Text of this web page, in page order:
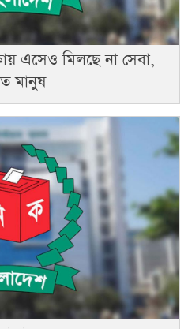
এসেও মিলছে না সেবা,
মানুষ